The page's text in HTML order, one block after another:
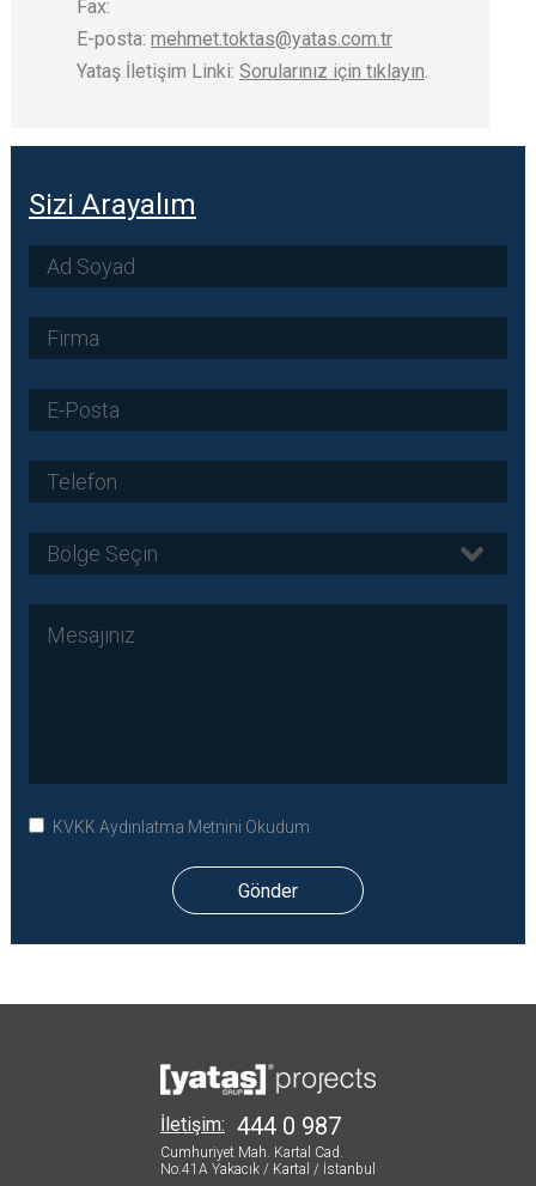
Fax:
E-posta: mehmet.toktas@yatas.com.tr
Yataş İletişim Linki: Sorularınız için tıklayın.
Sizi Arayalım
Bölge Seçin
KVKK Aydınlatma Metnini Okudum
Gönder
İletişim: 444 0 987
Cumhuriyet Mah. Kartal Cad.
No:41A Yakacık / Kartal / İstanbul